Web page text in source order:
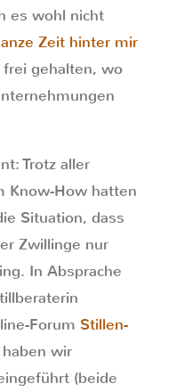
es wohl nicht
Zeit hinter mir
gehalten, wo
Trotz aller
Know-How hatten
Situation, dass
Zwillinge nur
In Absprache
Forum Stillen-
wir
(beide